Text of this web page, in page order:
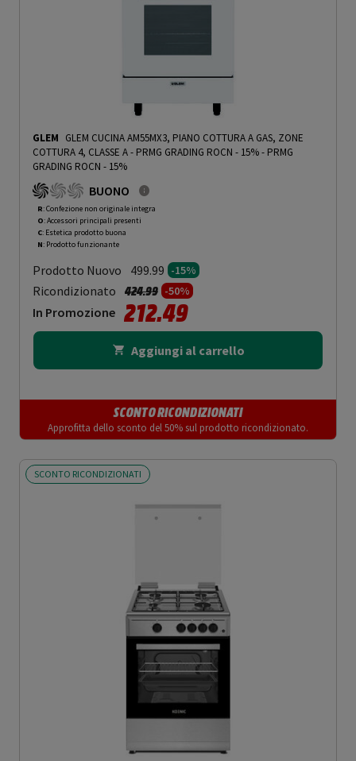
GLEM GLEM CUCINA AM55MX3, PIANO COTTURA A GAS, ZONE
COTTURA 4, CLASSE A - PRMG GRADING ROCN - 15%- PRMG
GRADING ROCN - 15%
BUONO
R: Confezione non originale integra
O: Accessori principali presenti
C: Estetica prodotto buona
N: Prodotto funzionante
Prodotto Nuovo 499.99 -15%
Ricondizionato Prezzo ridotto da
424.99a-50%
In Promozione 212.49
Aggiungi al carrello
SCONTO RICONDIZIONATI
Approfitta dello sconto del 50% sul prodotto ricondizionato.
SCONTO RICONDIZIONATI